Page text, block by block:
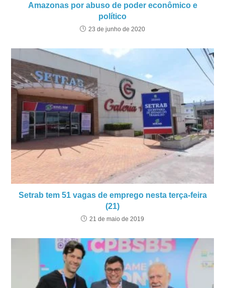
Amazonas por abuso de poder econômico e
político
23 de junho de 2020
Setrab tem 51 vagas de emprego nesta terça-feira
(21)
21 de maio de 2019